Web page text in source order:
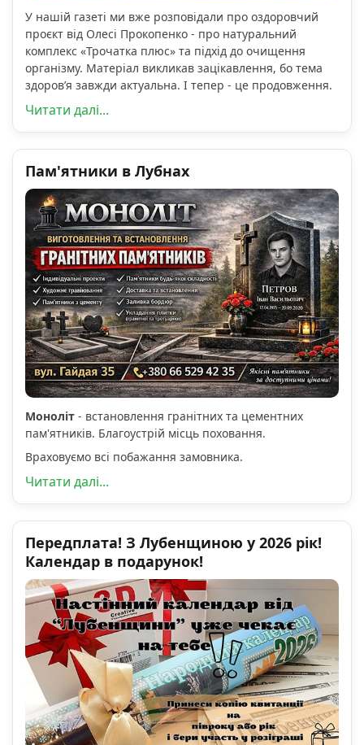
У нашій газеті ми вже розповідали про оздоровчий
проєкт від Олесі Прокопенко - про натуральний
комплекс «Трочатка плюс» та підхід до очищення
організму. Матеріал викликав зацікавлення, бо тема
здоров’я завжди актуальна. І тепер - це продовження.
Читати далі...
Пам'ятники в Лубнах
Моноліт - встановлення гранітних та цементних
пам'ятників. Благоустрій місць поховання.
Враховуємо всі побажання замовника.
Читати далі...
Передплата! З Лубенщиною у 2026 рік!
Календар в подарунок!